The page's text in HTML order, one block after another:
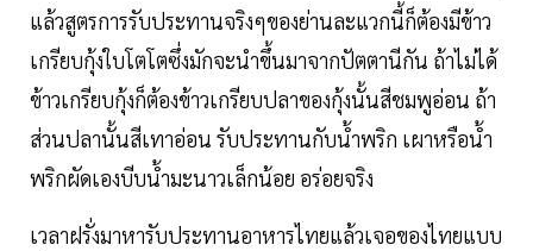
แล้วสูตรการรับประทานจริงๆของย่านละแวกนี้ก็ต้องมีข้าว
เกรียบกุ้งใบโตโตซึ่งมักจะนำขึ้นมาจากปัตตานีกัน ถ้าไม่ได้
ข้าวเกรียบกุ้งก็ต้องข้าวเกรียบปลาของกุ้งนั้นสีชมพูอ่อน ถ้า
ส่วนปลานั้นสีเทาอ่อน รับประทานกับน้ำพริก เผาหรือน้ำ
พริกผัดเองบีบน้ำมะนาวเล็กน้อย อร่อยจริง
เวลาฝรั่งมาหารับประทานอาหารไทยแล้วเจอของไทยแบบ